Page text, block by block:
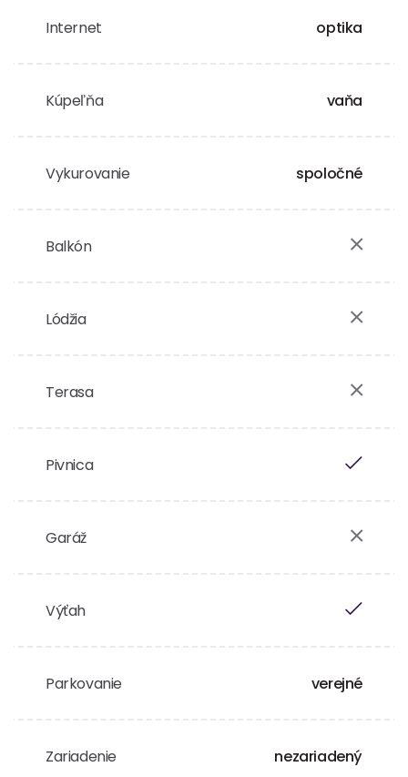
Internet optika
Kúpeľňa vaňa
Vykurovanie spoločné
Balkón
Lódžia
Terasa
Pivnica
Garáž
Výťah
Parkovanie verejné
Zariadenie nezariadený